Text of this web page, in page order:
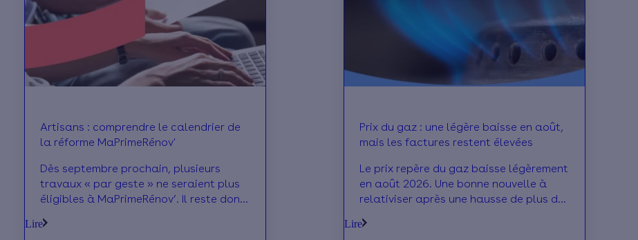
particulièrement concernée.
Artisans : comprendre le calendrier de
la réforme MaPrimeRénov'
Dès septembre prochain, plusieurs
travaux « par geste » ne seraient plus
éligibles à MaPrimeRénov’. Il reste donc
profiter de ces aides : on vous donne les
Lire
Prix du gaz : une légère baisse en août,
mais les factures restent élevées
Le prix repère du gaz baisse légèrement
en août 2026. Une bonne nouvelle à
relativiser après une hausse de plus de
Lire